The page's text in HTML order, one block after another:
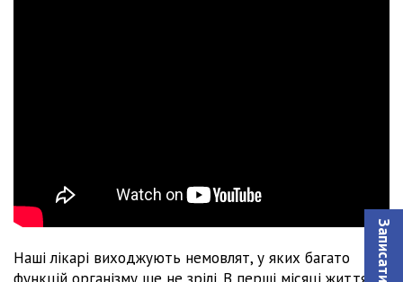
Наші лікарі виходжують немовлят, у яких багато